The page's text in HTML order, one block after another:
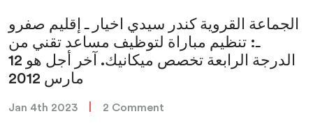
الجماعة القروية كندر سيدي اخيار ـ إقليم صفرو
ـ: تنظيم مباراة لتوظيف مساعد تقني من
الدرجة الرابعة تخصص ميكانيك. آخر أجل هو 12
مارس 2012
Jan 4th 2023 2 Comment